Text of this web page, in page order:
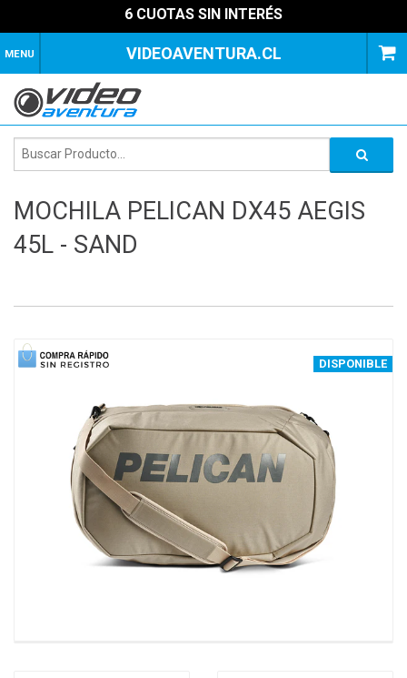
6 CUOTAS SIN INTERÉS
MENU VIDEOAVENTURA.CL
MOCHILA PELICAN DX45 AEGIS
45L - SAND
DISPONIBLE
1 of 4